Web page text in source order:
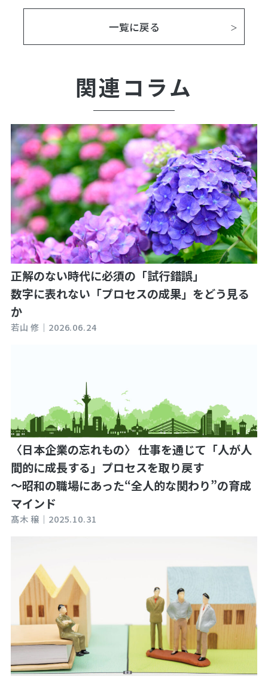
一覧に戻る
関連コラム
正解のない時代に必須の「試行錯誤」
数字に表れない「プロセスの成果」をどう見る
か
若山 修｜ 2026.06.24
〈日本企業の忘れもの〉 仕事を通じて「人が人
間的に成長する」プロセスを取り戻す
～昭和の職場にあった“全人的な関わり”の育成
マインド
髙木 穣｜ 2025.10.31